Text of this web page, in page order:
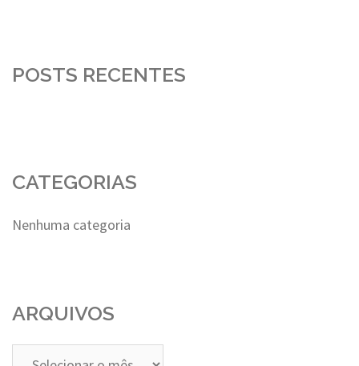
POSTS RECENTES
CATEGORIAS
Nenhuma categoria
ARQUIVOS
Arquivos